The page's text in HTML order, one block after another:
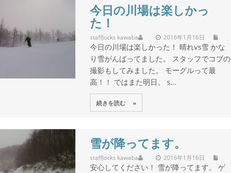
今日の川場は楽しかっ
た！
staff 2016年1月16日
Jocks kawaba
今日の川場は楽しかった！ 晴れvs雪 かな
り雪がんばってました。 スタッフでコブの
撮影もしてみました。 モーグルって最
高！！ ではまた明日。 s...
続きを読む »
雪が降ってます。
staff 2016年1月16日
Jocks kawaba
安心してください！ 雪が降ってます。 ゲ